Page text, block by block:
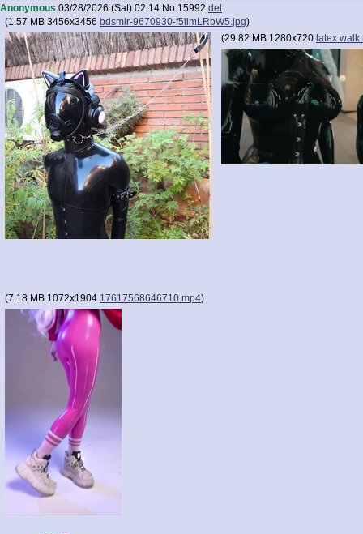
Anonymous 03/28/2026 (Sat) 02:14 No.15992 del
(1.57 MB 3456x3456 bdsmlr-9670930-f5iimLRbW5.jpg)
(29.82 MB 1280x720 latex
(7.18 MB 1072x1904 17617568646710.mp4)